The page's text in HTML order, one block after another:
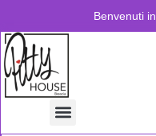
Benvenuti in